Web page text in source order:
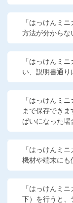
こどもちゃれ
進研ゼミ 中
進研ゼミ 中
進研ゼミ 高
「はっけんミ
方法が分からな
「はっけんミ
い、説明書通り
「はっけんミ
まで保存でき
ぱいになった場
「はっけんミ
機材や端末にも
「はっけんミ
下）を行うと、